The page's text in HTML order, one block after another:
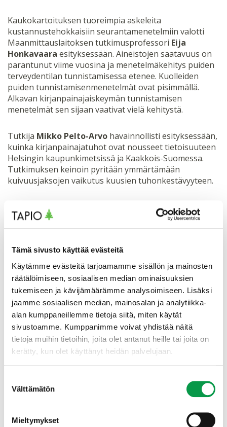
Tämä sivusto käyttää evästeitä
Käytämme evästeitä tarjoamamme sisällön ja mainosten
räätälöimiseen, sosiaalisen median ominaisuuksien
tukemiseen ja kävijämäärämme analysoimiseen. Lisäksi
jaamme sosiaalisen median, mainosalan ja analytiikka-
alan kumppaneillemme tietoja siitä, miten käytät
sivustoamme. Kumppanimme voivat yhdistää näitä
tietoja muihin tietoihin, joita olet antanut heille tai joita on
kerätty, kun olet käyttänyt heidän palvelujaan.
valinta
Välttämätön
Mieltymykset
Kaukokartoituksen tuoreimpia askeleita
kustannustehokkaisiin seurantamenetelmiin valotti
Maanmittauslaitoksen tutkimusprofessori Eija
Honkavaara esityksessään. Aineistojen saatavuus on
parantunut viime vuosina ja menetelmäkehitys puiden
terveydentilan tunnistamisessa etenee. Kuolleiden
puiden tunnistamisenmenetelmät ovat pisimmällä.
Alkavan kirjanpainajaiskeymän tunnistamisen
menetelmät sen sijaan vaativat vielä kehitystä.
Tutkija Mikko Pelto-Arvo havainnollisti esityksessään,
kuinka kirjanpainajatuhot ovat nousseet tietoisuuteen
Helsingin kaupunkimetsissä ja Kaakkois-Suomessa.
Tutkimuksen keinoin pyritään ymmärtämään
kuivuusjaksojen vaikutus kuusien tuhonkestävyyteen.
Alustusesityksistä tuli erittäin hyvin ilmi suomalaisten
metsien kasvava tuhoalttius.
– Työpajassa virinnyt keskustelu nosti esille laadittavan
toimintamallin keskeiset kohdat ja metsätalouden
toimijoiden yhteistyötarpeet tuhojen hillinnässä,
iloitsee hankkeen vetäjäPäivi Lyytikäinen-
Saarenmaa Itä-Suomen yliopistosta.
Työpajassa todettiin viime vuosien
kirjanpainajaseurannan ja havaintojen havahduttaneen
kuusikoiden kirjanpainajatuhoihin. Samalla
peräänkuulutettiin riittävien resurssien tarvetta ja
kaukokartoitusaineistojen hyödyntäminen kansallisesti
organisaatioiden ja toimijoiden roolit suomalaisessa